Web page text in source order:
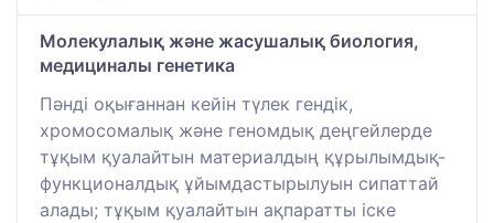
Молекулалық және жасушалық биология,
медициналы генетика
Пәнді оқығаннан кейін түлек гендік,
хромосомалық және геномдық деңгейлерде
тұқым қуалайтын материалдың құрылымдық-
функционалдық ұйымдастырылуын сипаттай
алады; тұқым қуалайтын ақпаратты іске